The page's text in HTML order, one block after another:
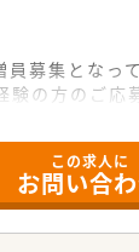
募集となって
の方のご応
大きく貢献し
に安定した
群の関係性
この求人に
お問い合